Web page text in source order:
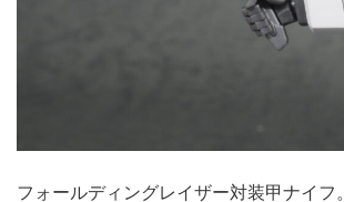
フォールディングレイザー対装甲ナイフ